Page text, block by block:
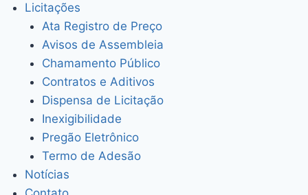
Licitações
Ata Registro de Preço
Avisos de Assembleia
Chamamento Público
Contratos e Aditivos
Dispensa de Licitação
Inexigibilidade
Pregão Eletrônico
Termo de Adesão
Notícias